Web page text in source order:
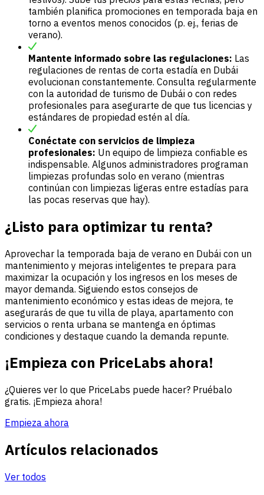
también planifica promociones en temporada baja en
torno a eventos menos conocidos (p. ej., ferias de
verano).
Mantente informado sobre las regulaciones: Las
regulaciones de rentas de corta estadía en Dubái
evolucionan constantemente. Consulta regularmente
con la autoridad de turismo de Dubái o con redes
profesionales para asegurarte de que tus licencias y
estándares de propiedad estén al día.
Conéctate con servicios de limpieza
profesionales: Un equipo de limpieza confiable es
indispensable. Algunos administradores programan
limpiezas profundas solo en verano (mientras
continúan con limpiezas ligeras entre estadías para
las pocas reservas que hay).
¿Listo para optimizar tu renta?
Aprovechar la temporada baja de verano en Dubái con un
mantenimiento y mejoras inteligentes te prepara para
maximizar la ocupación y los ingresos en los meses de
mayor demanda. Siguiendo estos consejos de
mantenimiento económico y estas ideas de mejora, te
asegurarás de que tu villa de playa, apartamento con
servicios o renta urbana se mantenga en óptimas
condiciones y destaque cuando la demanda repunte.
¡Empieza con PriceLabs ahora!
¿Quieres ver lo que PriceLabs puede hacer? Pruébalo
gratis. ¡Empieza ahora!
Empieza ahora
Artículos relacionados
Ver todos